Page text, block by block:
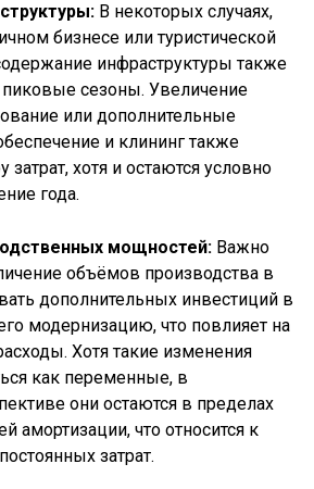
В некоторых случаях,
бизнесе или туристической
инфраструктуры также
пиковые сезоны. Увеличение
или дополнительные
и клининг также
затрат, хотя и остаются условно
года.
мощностей: Важно
объёмов производства в
дополнительных инвестиций в
модернизацию, что повлияет на
Хотя такие изменения
как переменные, в
они остаются в пределах
амортизации, что относится к
затрат.